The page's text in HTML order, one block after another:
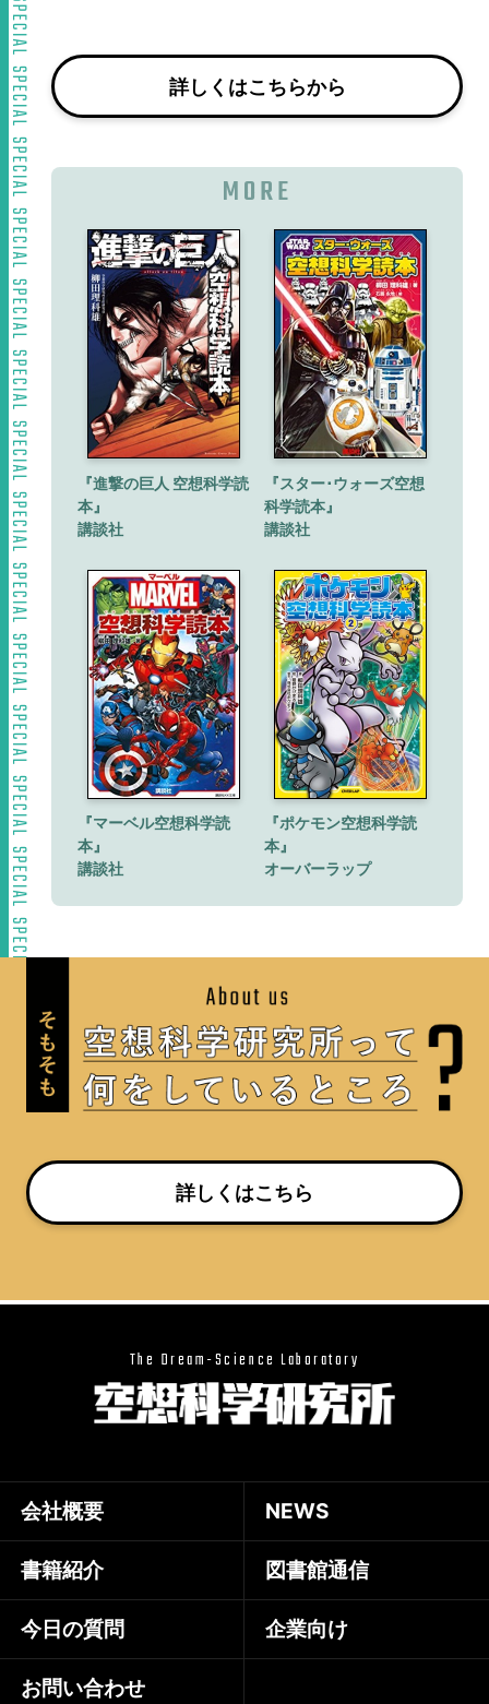
詳しくはこちらから
MORE
『進撃の巨人 空想科学読
本』
講談社
『スター･ウォーズ空想
科学読本』
講談社
『マーベル空想科学読
本』
講談社
『ポケモン空想科学読
本』
オーバーラップ
詳しくはこちら
The Dream-Science Laboratory
会社概要 NEWS
書籍紹介 図書館通信
今日の質問 企業向け
お問い合わせ